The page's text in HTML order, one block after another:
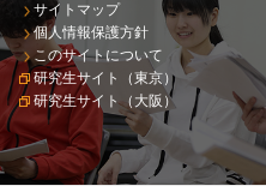
サイトマップ
個人情報保護方針
このサイトについて
研究生サイト（東京）
研究生サイト（大阪）